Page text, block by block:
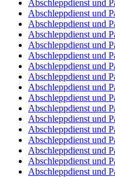
Abschleppdienst und
Abschleppdienst und
Abschleppdienst und
Abschleppdienst und
Abschleppdienst und
Abschleppdienst und
Abschleppdienst und
Abschleppdienst und
Abschleppdienst und
Abschleppdienst und
Abschleppdienst und
Abschleppdienst und
Abschleppdienst und
Abschleppdienst und
Abschleppdienst und
Abschleppdienst und
Abschleppdienst und